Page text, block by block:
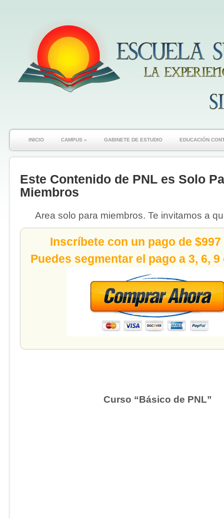
INICIO CAMPUS » GABINETE DE ESTUDIO EDUCACIÓN
Este Contenido de PNL es Solo
Miembros
Area solo para miembros. Te invitamos a
Inscríbete con un pago de
Puedes segmentar el pago a 3, 6, 9
Curso “Básico de PNL”